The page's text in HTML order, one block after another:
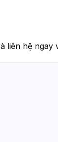
liên hệ ngay